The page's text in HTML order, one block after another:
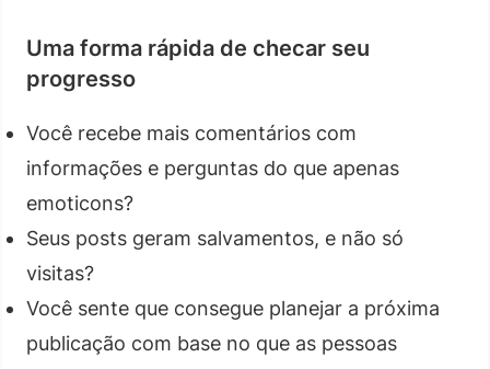
Uma forma rápida de checar seu
progresso
Você recebe mais comentários com
informações e perguntas do que apenas
emoticons?
Seus posts geram salvamentos, e não só
visitas?
Você sente que consegue planejar a próxima
publicação com base no que as pessoas